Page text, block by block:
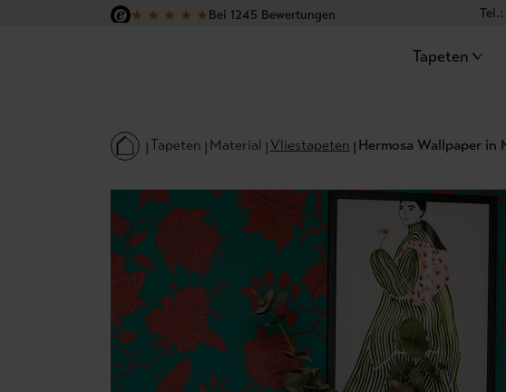
Hauptinhalt springen
Zur Suche springen
Zur Hauptnavigation springen
★ ★ ★ ★ ★Bei 1245 Bewertungen
Tel.:
Tapeten
Tapeten Material Vliestapeten Hermosa Wallpaper in